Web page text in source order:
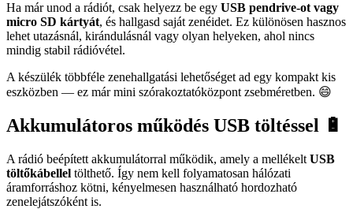
Ha már unod a rádiót, csak helyezz be egy USB pendrive-ot vagy
micro SD kártyát, és hallgasd saját zenéidet. Ez különösen hasznos
lehet utazásnál, kirándulásnál vagy olyan helyeken, ahol nincs
mindig stabil rádióvétel.
A készülék többféle zenehallgatási lehetőséget ad egy kompakt kis
eszközben — ez már mini szórakoztatóközpont zsebméretben. 😄
Akkumulátoros működés USB töltéssel 🔋
A rádió beépített akkumulátorral működik, amely a mellékelt USB
töltőkábellel tölthető. Így nem kell folyamatosan hálózati
áramforráshoz kötni, kényelmesen használható hordozható
zenelejátszóként is.